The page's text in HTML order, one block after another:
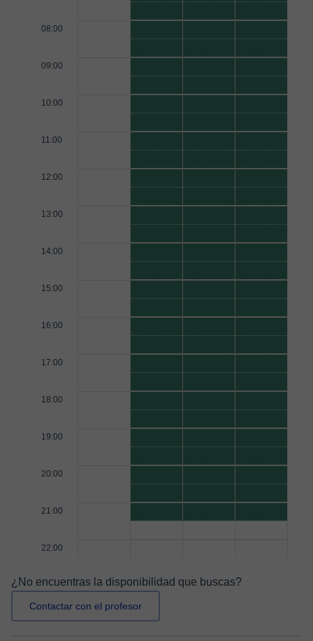
08:00
09:00
10:00
11:00
12:00
13:00
14:00
15:00
16:00
17:00
18:00
19:00
20:00
21:00
22:00
¿No encuentras la disponibilidad que buscas?
Contactar con el profesor